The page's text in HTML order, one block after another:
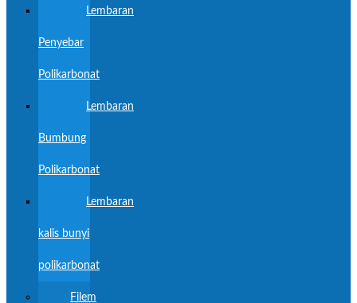
Lembaran
Penyebar
Polikarbonat
Lembaran
Bumbung
Polikarbonat
Lembaran
kalis bunyi
polikarbonat
Filem